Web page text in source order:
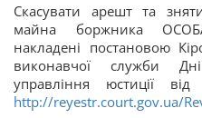
Скасувати арешт та
майна боржника
накладені постановою
виконавчої служби
управління юстиції
http://reyestr.court.gov.ua/